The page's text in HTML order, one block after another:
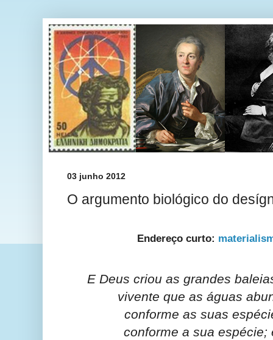
03 junho 2012
O argumento biológico do
Endereço curto:
E Deus criou as grandes
vivente que as águas
conforme as suas
conforme a sua